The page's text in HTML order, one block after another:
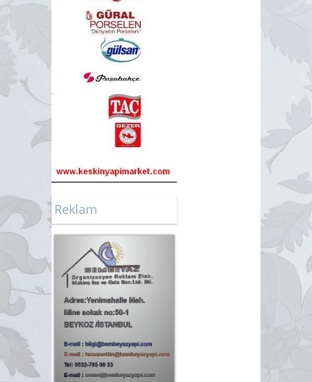
Reklam